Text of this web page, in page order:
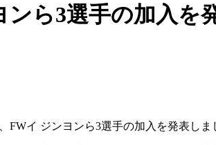
ら3選手の加入を
FWイ ジンヨンら3選手の加入を発表しま